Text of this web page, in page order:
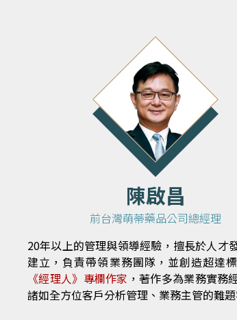
陳啟昌
前台灣萌蒂藥品公司總經理
20年以上的管理與領導經驗，擅長於人才
建立，負責帶領業務團隊，並創造超達
《經理人》專欄作家 ，著作多為業務實務
諸如全方位客戶分析管理、業務主管的難題